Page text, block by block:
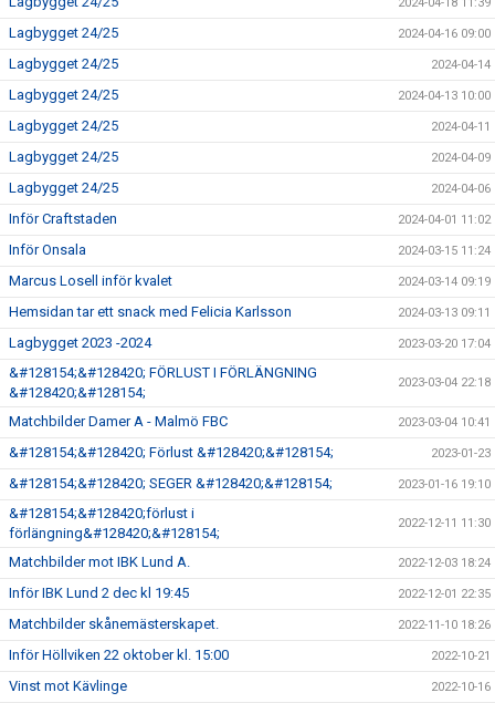
Lagbygget 24/25 2024-04-16 09:00
Lagbygget 24/25 2024-04-14
Lagbygget 24/25 2024-04-13 10:00
Lagbygget 24/25 2024-04-11
Lagbygget 24/25 2024-04-09
Lagbygget 24/25 2024-04-06
Inför Craftstaden 2024-04-01 11:02
Inför Onsala 2024-03-15 11:24
Marcus Losell inför kvalet 2024-03-14 09:19
Hemsidan tar ett snack med Felicia Karlsson 2024-03-13 09:11
Lagbygget 2023 -2024 2023-03-20 17:04
&#128154;&#128420; FÖRLUST I FÖRLÄNGNING
&#128420;&#128154;
2023-03-04 22:18
Matchbilder Damer A - Malmö FBC 2023-03-04 10:41
&#128154;&#128420; Förlust &#128420;&#128154; 2023-01-23
&#128154;&#128420; SEGER &#128420;&#128154; 2023-01-16 19:10
&#128154;&#128420;förlust i
förlängning&#128420;&#128154;
2022-12-11 11:30
Matchbilder mot IBK Lund A. 2022-12-03 18:24
Inför IBK Lund 2 dec kl 19:45 2022-12-01 22:35
Matchbilder skånemästerskapet. 2022-11-10 18:26
Inför Höllviken 22 oktober kl. 15:00 2022-10-21
Vinst mot Kävlinge 2022-10-16